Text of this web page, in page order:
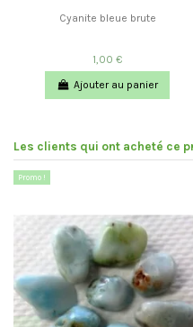
Cyanite bleue brute
1,00 €
Ajouter au panier
Les clients qui ont acheté ce
Promo !